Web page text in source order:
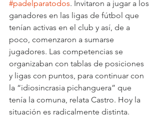
#padelparatodos. Invitaron a jugar a los
ganadores en las ligas de fútbol que
tenían activas en el club y así, de a
poco, comenzaron a sumarse
jugadores. Las competencias se
organizaban con tablas de posiciones
y ligas con puntos, para continuar con
la “idiosincrasia pichanguera” que
tenía la comuna, relata Castro. Hoy la
situación es radicalmente distinta.